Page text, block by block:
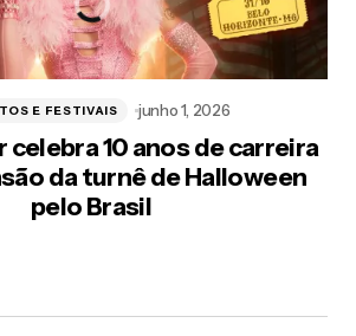
celebra 10 anos de carreira
da turnê de Halloween
pelo Brasil
E FESTIVAIS junho 1, 2026